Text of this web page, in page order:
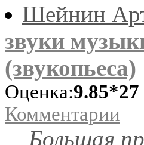
Шейнин
звуки
(звукопьеса)
Оценка:9.85*27
Комментарии
Большая